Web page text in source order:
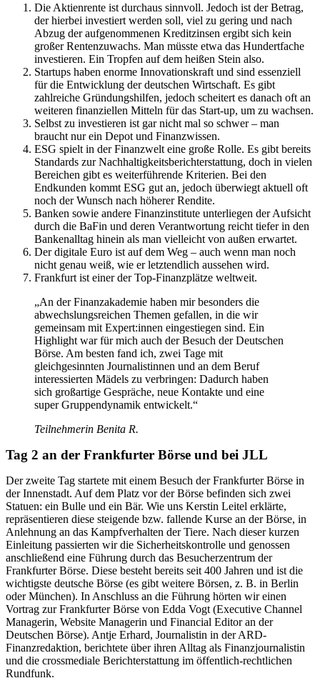
Die Aktienrente ist durchaus sinnvoll. Jedoch ist der Betrag,
der hierbei investiert werden soll, viel zu gering und nach
Abzug der aufgenommenen Kreditzinsen ergibt sich kein
großer Rentenzuwachs. Man müsste etwa das Hundertfache
investieren. Ein Tropfen auf dem heißen Stein also.
Startups haben enorme Innovationskraft und sind essenziell
für die Entwicklung der deutschen Wirtschaft. Es gibt
zahlreiche Gründungshilfen, jedoch scheitert es danach oft an
weiteren finanziellen Mitteln für das Start-up, um zu wachsen.
Selbst zu investieren ist gar nicht mal so schwer – man
braucht nur ein Depot und Finanzwissen.
ESG spielt in der Finanzwelt eine große Rolle. Es gibt bereits
Standards zur Nachhaltigkeitsberichterstattung, doch in vielen
Bereichen gibt es weiterführende Kriterien. Bei den
Endkunden kommt ESG gut an, jedoch überwiegt aktuell oft
noch der Wunsch nach höherer Rendite.
Banken sowie andere Finanzinstitute unterliegen der Aufsicht
durch die BaFin und deren Verantwortung reicht tiefer in den
Bankenalltag hinein als man vielleicht von außen erwartet.
Der digitale Euro ist auf dem Weg – auch wenn man noch
nicht genau weiß, wie er letztendlich aussehen wird.
Frankfurt ist einer der Top-Finanzplätze weltweit.
„An der Finanzakademie haben mir besonders die
abwechslungsreichen Themen gefallen, in die wir
gemeinsam mit Expert:innen eingestiegen sind. Ein
Highlight war für mich auch der Besuch der Deutschen
Börse. Am besten fand ich, zwei Tage mit
gleichgesinnten Journalistinnen und an dem Beruf
interessierten Mädels zu verbringen: Dadurch haben
sich großartige Gespräche, neue Kontakte und eine
super Gruppendynamik entwickelt.“
Teilnehmerin Benita R.
Tag 2 an der Frankfurter Börse und bei JLL
Der zweite Tag startete mit einem Besuch der Frankfurter Börse in
der Innenstadt. Auf dem Platz vor der Börse befinden sich zwei
Statuen: ein Bulle und ein Bär. Wie uns Kerstin Leitel erklärte,
repräsentieren diese steigende bzw. fallende Kurse an der Börse, in
Anlehnung an das Kampfverhalten der Tiere. Nach dieser kurzen
Einleitung passierten wir die Sicherheitskontrolle und genossen
anschließend eine Führung durch das Besucherzentrum der
Frankfurter Börse. Diese besteht bereits seit 400 Jahren und ist die
wichtigste deutsche Börse (es gibt weitere Börsen, z. B. in Berlin
oder München). In Anschluss an die Führung hörten wir einen
Vortrag zur Frankfurter Börse von Edda Vogt (Executive Channel
Managerin, Website Managerin und Financial Editor an der
Deutschen Börse). Antje Erhard, Journalistin in der ARD-
Finanzredaktion, berichtete über ihren Alltag als Finanzjournalistin
und die crossmediale Berichterstattung im öffentlich-rechtlichen
Rundfunk.